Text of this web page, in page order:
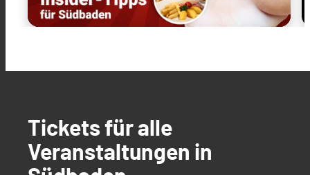
Tickets für alle
Veranstaltungen in